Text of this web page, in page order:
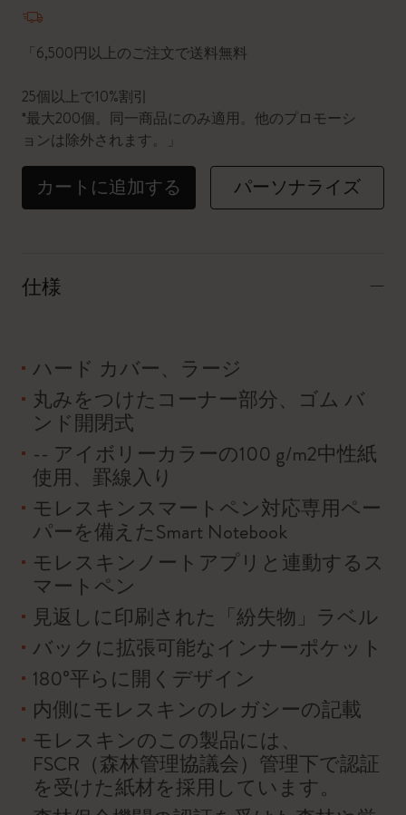
「6,500円以上のご注文で送料無料
25個以上で10%割引
*最大200個。同一商品にのみ適用。他のプロモーシ
ョンは除外されます。」
カートに追加する パーソナライズ
仕様
ハード カバー、ラージ
丸みをつけたコーナー部分、ゴム バ
ンド開閉式
-- アイボリーカラーの100 g/m2中性紙
使用、罫線入り
モレスキンスマートペン対応専用ペー
パーを備えたSmart Notebook
モレスキンノートアプリと連動するス
マートペン
見返しに印刷された「紛失物」ラベル
バックに拡張可能なインナーポケット
180°平らに開くデザイン
内側にモレスキンのレガシーの記載
モレスキンのこの製品には、
FSCR（森林管理協議会）管理下で認証
を受けた紙材を採用しています。